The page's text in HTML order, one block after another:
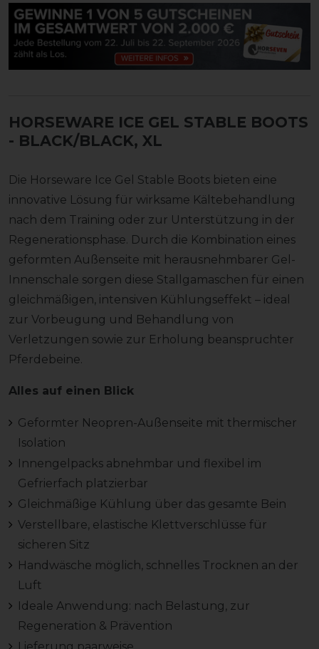
HORSEWARE ICE GEL STABLE BOOTS
- BLACK/BLACK, XL
Die Horseware Ice Gel Stable Boots bieten eine
innovative Lösung für wirksame Kältebehandlung
nach dem Training oder zur Unterstützung in der
Regenerationsphase. Durch die Kombination eines
geformten Außenseite mit herausnehmbarer Gel-
Innenschale sorgen diese Stallgamaschen für einen
gleichmäßigen, intensiven Kühlungseffekt – ideal
zur Vorbeugung und Behandlung von
Verletzungen sowie zur Erholung beanspruchter
Pferdebeine.
Alles auf einen Blick
Geformter Neopren-Außenseite mit thermischer
Isolation
Innengelpacks abnehmbar und flexibel im
Gefrierfach platzierbar
Gleichmäßige Kühlung über das gesamte Bein
Verstellbare, elastische Klettverschlüsse für
sicheren Sitz
Handwäsche möglich, schnelles Trocknen an der
Luft
Ideale Anwendung: nach Belastung, zur
Regeneration & Prävention